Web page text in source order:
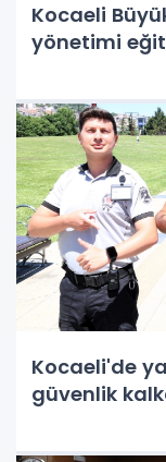
Kocaeli
yönetimi
Kocaeli'de
güvenlik